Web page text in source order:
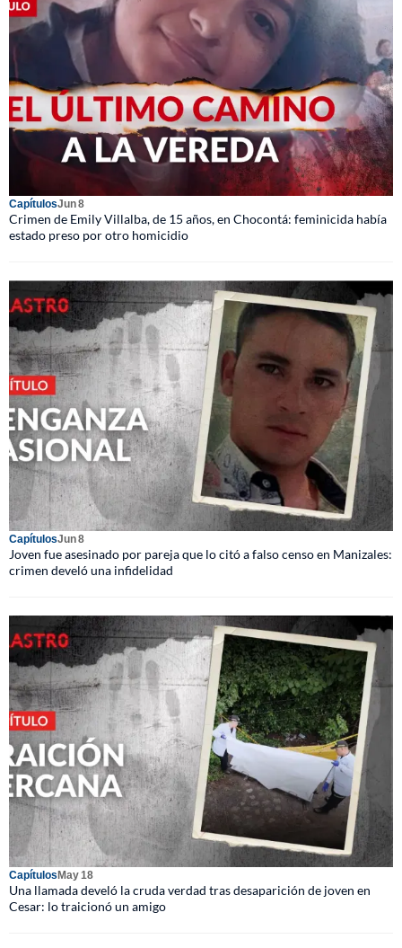
CapítulosJun 8
Crimen de Emily Villalba, de 15 años, en Chocontá: feminicida había
estado preso por otro homicidio
CapítulosJun 8
Joven fue asesinado por pareja que lo citó a falso censo en Manizales:
crimen develó una infidelidad
CapítulosMay 18
Una llamada develó la cruda verdad tras desaparición de joven en
Cesar: lo traicionó un amigo